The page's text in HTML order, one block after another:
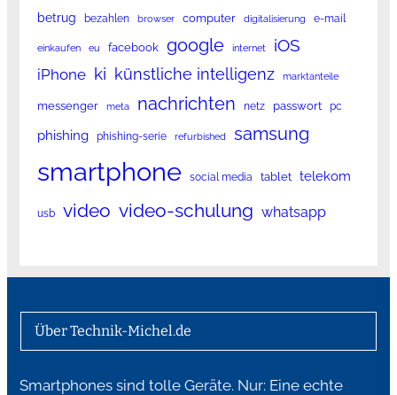
betrug bezahlen browser computer digitalisierung e-mail
einkaufen eu facebook google internet iOS
iPhone ki künstliche intelligenz marktanteile
messenger meta nachrichten netz passwort pc
phishing phishing-serie refurbished samsung
smartphone social media tablet telekom
usb video video-schulung whatsapp
Über Technik-Michel.de
Smartphones sind tolle Geräte. Nur: Eine echte